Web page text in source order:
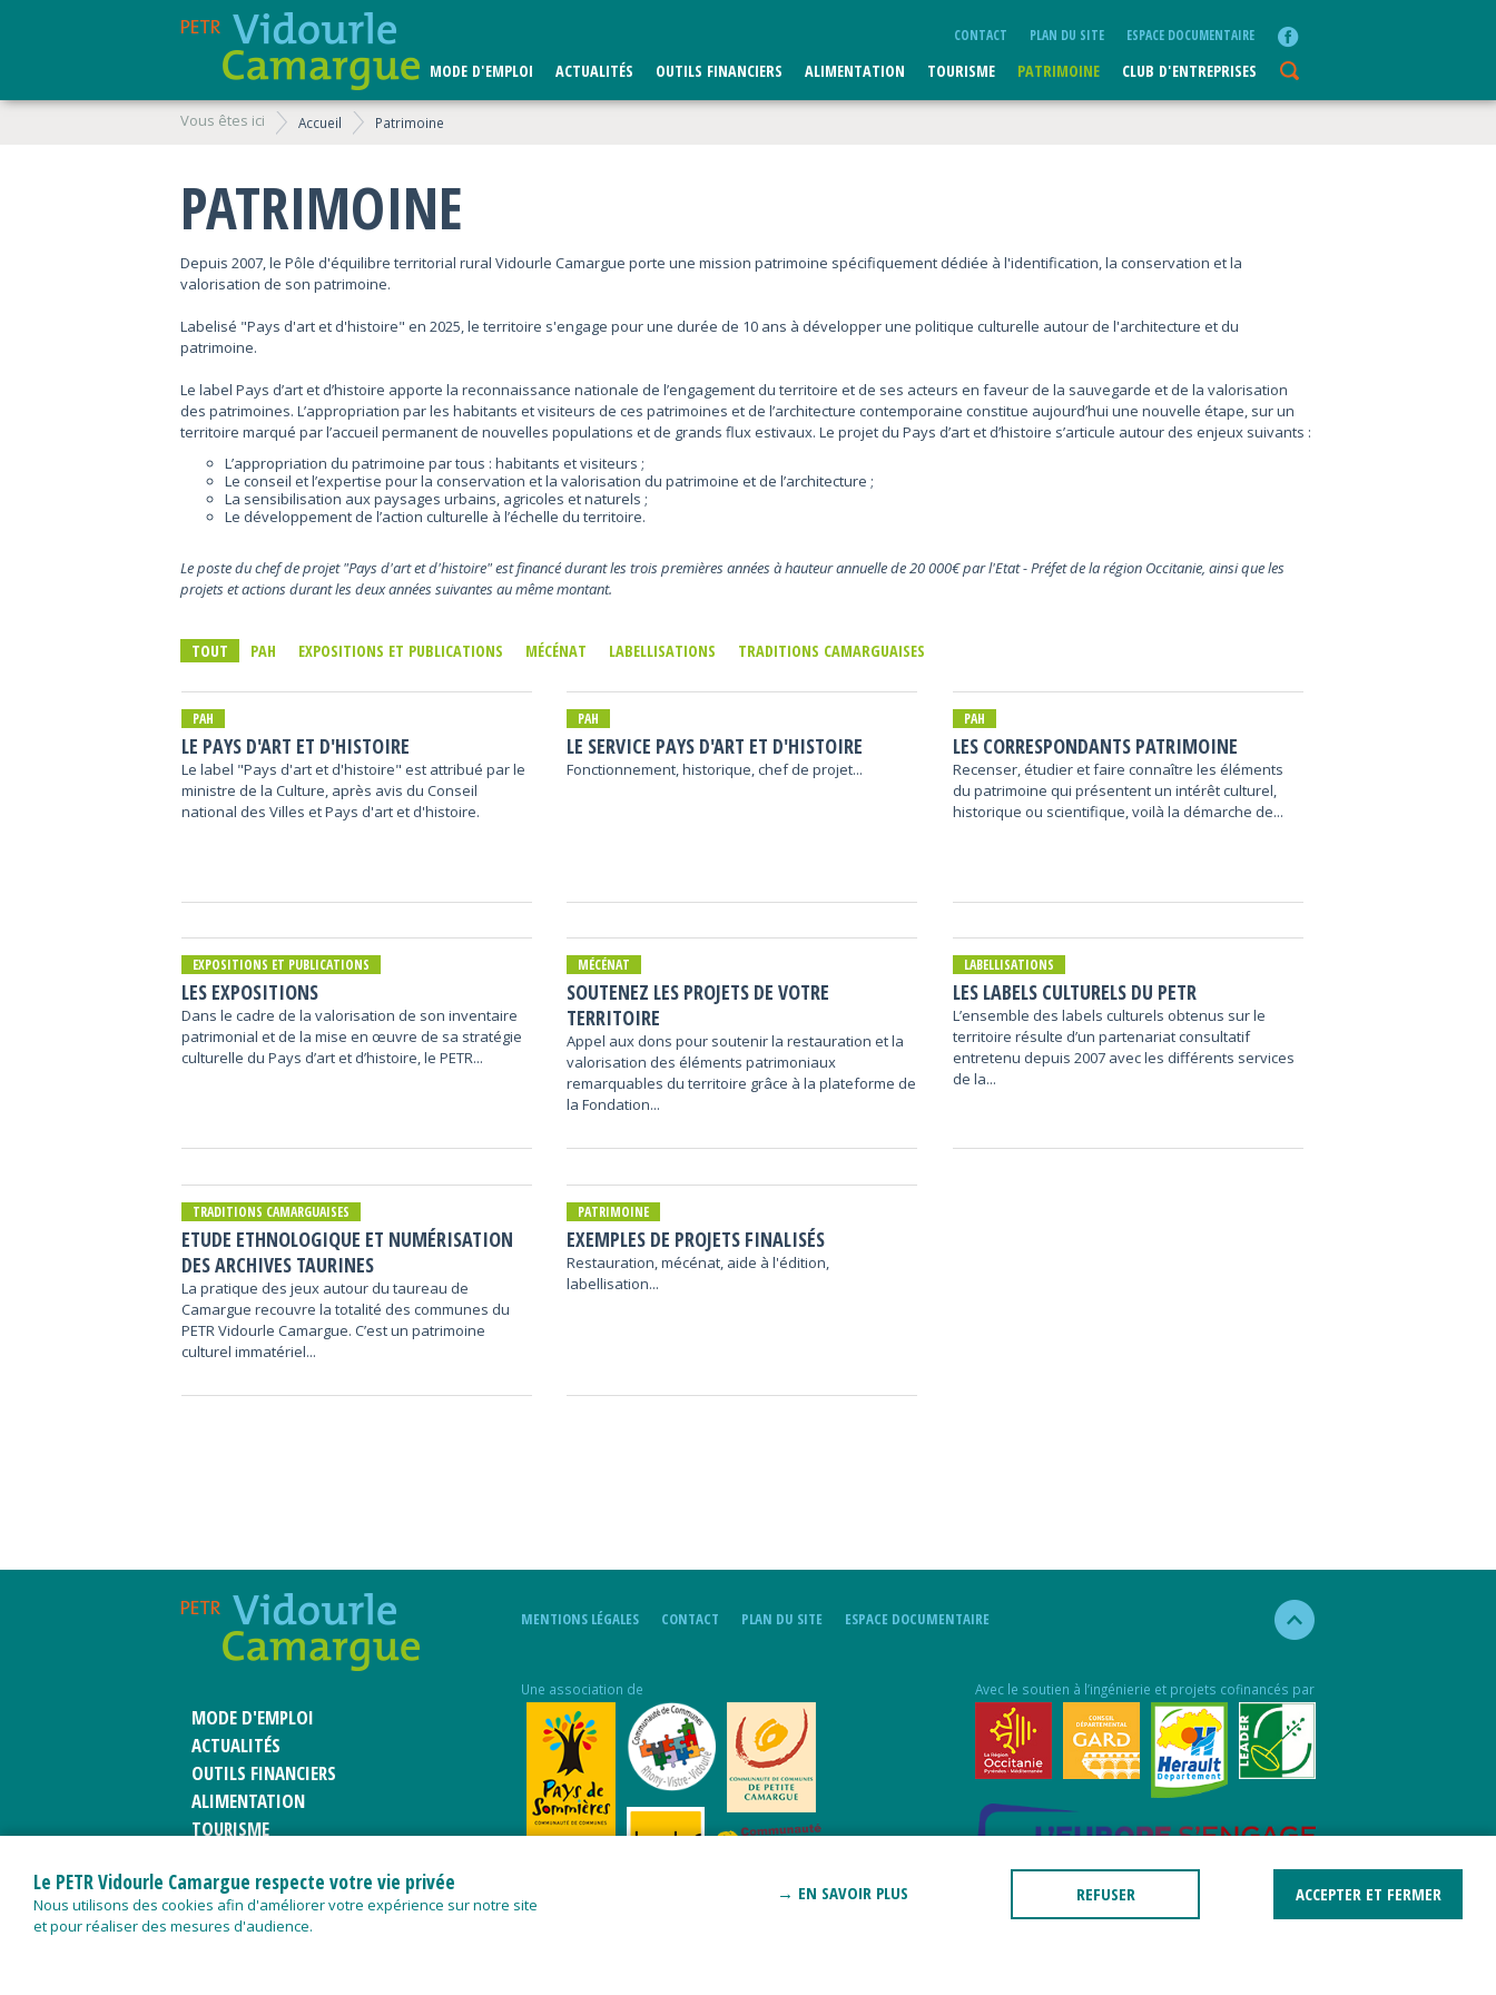
MODE D'EMPLOI ACTUALITÉS OUTILS FINANCIERS ALIMENTATION TOURISME PATRIMOINE CLUB D'ENTREPRISES
CONTACT PLAN DU SITE ESPACE DOCUMENTAIRE
Vous êtes ici Accueil Patrimoine
PATRIMOINE
Depuis 2007, le Pôle d'équilibre territorial rural Vidourle Camargue porte une mission patrimoine spécifiquement dédiée à l'identification, la conservation et la
valorisation de son patrimoine.
Labelisé "Pays d'art et d'histoire" en 2025, le territoire s'engage pour une durée de 10 ans à développer une politique culturelle autour de l'architecture et du
patrimoine.
Le label Pays d’art et d’histoire apporte la reconnaissance nationale de l’engagement du territoire et de ses acteurs en faveur de la sauvegarde et de la valorisation
des patrimoines. L’appropriation par les habitants et visiteurs de ces patrimoines et de l’architecture contemporaine constitue aujourd’hui une nouvelle étape, sur un
territoire marqué par l’accueil permanent de nouvelles populations et de grands flux estivaux. Le projet du Pays d’art et d’histoire s’articule autour des enjeux suivants :
L’appropriation du patrimoine par tous : habitants et visiteurs ;
Le conseil et l’expertise pour la conservation et la valorisation du patrimoine et de l’architecture ;
La sensibilisation aux paysages urbains, agricoles et naturels ;
Le développement de l’action culturelle à l’échelle du territoire.
Le poste du chef de projet "Pays d'art et d'histoire" est financé durant les trois premières années à hauteur annuelle de 20 000€ par l'Etat - Préfet de la région Occitanie, ainsi que les
projets et actions durant les deux années suivantes au même montant.
TOUT PAH EXPOSITIONS ET PUBLICATIONS MÉCÉNAT LABELLISATIONS TRADITIONS CAMARGUAISES
PAH
LE PAYS D'ART ET D'HISTOIRE
Le label "Pays d'art et d'histoire" est attribué par le
ministre de la Culture, après avis du Conseil
national des Villes et Pays d'art et d'histoire.
PAH
LE SERVICE PAYS D'ART ET D'HISTOIRE
Fonctionnement, historique, chef de projet...
PAH
LES CORRESPONDANTS PATRIMOINE
Recenser, étudier et faire connaître les éléments
du patrimoine qui présentent un intérêt culturel,
historique ou scientifique, voilà la démarche de...
EXPOSITIONS ET PUBLICATIONS
LES EXPOSITIONS
Dans le cadre de la valorisation de son inventaire
patrimonial et de la mise en œuvre de sa stratégie
culturelle du Pays d’art et d’histoire, le PETR...
MÉCÉNAT
SOUTENEZ LES PROJETS DE VOTRE
TERRITOIRE
Appel aux dons pour soutenir la restauration et la
valorisation des éléments patrimoniaux
remarquables du territoire grâce à la plateforme de
la Fondation...
LABELLISATIONS
LES LABELS CULTURELS DU PETR
L’ensemble des labels culturels obtenus sur le
territoire résulte d’un partenariat consultatif
entretenu depuis 2007 avec les différents services
de la...
TRADITIONS CAMARGUAISES
ETUDE ETHNOLOGIQUE ET NUMÉRISATION
DES ARCHIVES TAURINES
La pratique des jeux autour du taureau de
Camargue recouvre la totalité des communes du
PETR Vidourle Camargue. C’est un patrimoine
culturel immatériel...
PATRIMOINE
EXEMPLES DE PROJETS FINALISÉS
Restauration, mécénat, aide à l'édition,
labellisation...
MODE D'EMPLOI
ACTUALITÉS
OUTILS FINANCIERS
ALIMENTATION
TOURISME
CLUB D'ENTREPRISES
MENTIONS LÉGALES CONTACT PLAN DU SITE ESPACE DOCUMENTAIRE
Une association de Avec le soutien à l’ingénierie et projets cofinancés par
Le PETR Vidourle Camargue respecte votre vie privée
Nous utilisons des cookies afin d'améliorer votre expérience sur notre site
et pour réaliser des mesures d'audience.
→ EN SAVOIR PLUS REFUSER ACCEPTER ET FERMER